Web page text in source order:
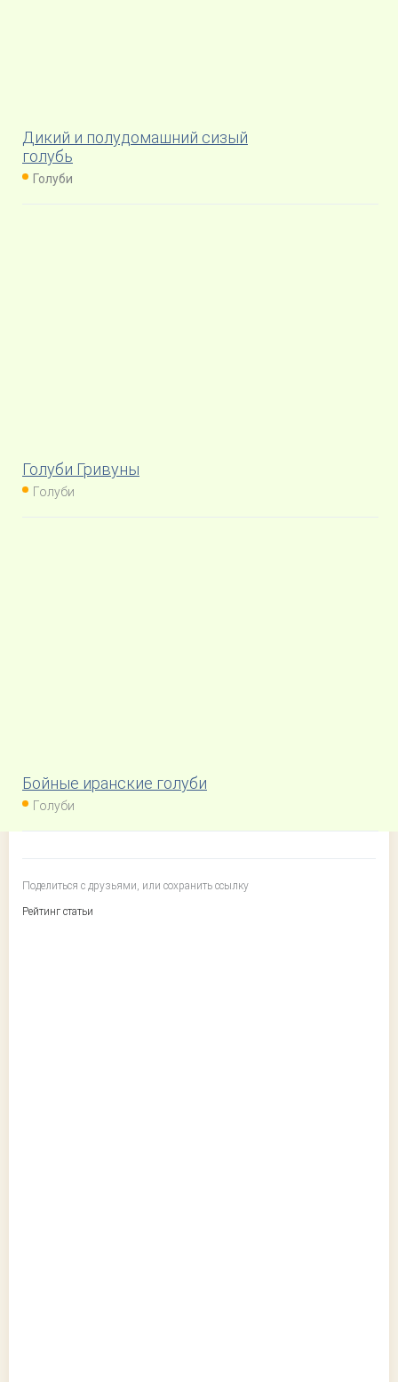
Дикий и полудомашний сизый
голубь
Голуби
Голуби Гривуны
Голуби
Бойные иранские голуби
Голуби
Поделиться с друзьями, или сохранить ссылку
Рейтинг статьи